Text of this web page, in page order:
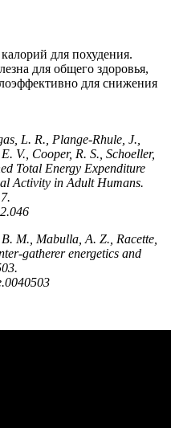
для похудения.
для общего здоровья,
для снижения
L. R., Plange-Rhule, J.,
V., Cooper, R. S., Schoeller,
Total Energy Expenditure
Activity in Adult Humans.
M., Mabulla, A. Z., Racette,
gatherer energetics and